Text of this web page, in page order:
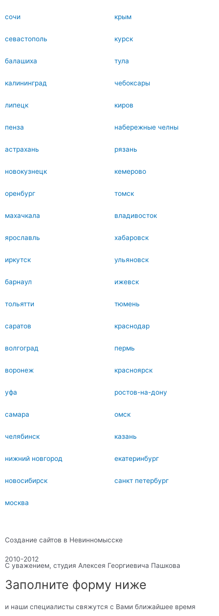
сочи крым
севастополь курск
балашиха тула
калининград чебоксары
липецк киров
пенза набережные челны
астрахань рязань
новокузнецк кемерово
оренбург томск
махачкала владивосток
ярославль хабаровск
иркутск ульяновск
барнаул ижевск
тольятти тюмень
саратов краснодар
волгоград пермь
воронеж красноярск
уфа ростов-на-дону
самара омск
челябинск казань
нижний новгород екатеринбург
новосибирск санкт петербург
москва
Создание сайтов в Невинномысске
2010-2012
С уважением, студия Алексея Георгиевича Пашкова
Заполните форму ниже
и наши специалисты свяжутся с Вами ближайшее время